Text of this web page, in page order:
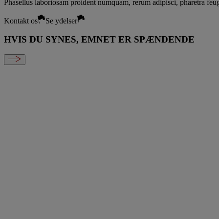
Phasellus laboriosam proident numquam, rerum adipisci, pharetra
Kontakt os Se ydelser
HVIS DU SYNES, EMNET ER SPÆNDENDE